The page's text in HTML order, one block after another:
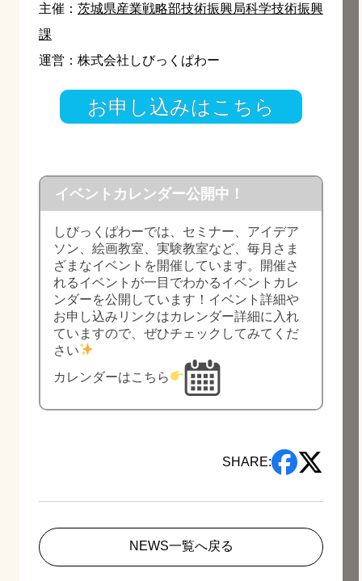
主催： 茨城県産業戦略部技術振興局科学技術振興
課
運営：株式会社しびっくぱわー
お申し込みはこちら
イベントカレンダー公開中！
しびっくぱわーでは、セミナー、アイデア
ソン、絵画教室、実験教室など、毎月さま
ざまなイベントを開催しています。開催さ
れるイベントが一目でわかるイベントカレ
ンダーを公開しています！イベント詳細や
お申し込みリンクはカレンダー詳細に入れ
ていますので、ぜひチェックしてみてくだ
さい
カレンダーはこちら
SHARE:
NEWS一覧へ戻る